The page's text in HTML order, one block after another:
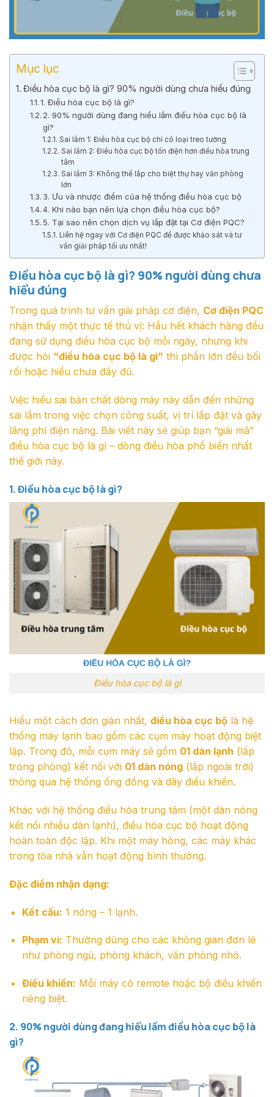
Mục lục
Điều hòa cục bộ là gì? 90% người dùng chưa hiểu đúng
1. Điều hòa cục bộ là gì?
2. 90% người dùng đang hiểu lầm điều hòa cục bộ là
gì?
Sai lầm 1: Điều hòa cục bộ chỉ có loại treo tường
Sai lầm 2: Điều hòa cục bộ tốn điện hơn điều hòa trung
tâm
Sai lầm 3: Không thể lắp cho biệt thự hay văn phòng
lớn
3. Ưu và nhược điểm của hệ thống điều hòa cục bộ
4. Khi nào bạn nên lựa chọn điều hòa cục bộ?
5. Tại sao nên chọn dịch vụ lắp đặt tại Cơ điện PQC?
Liên hệ ngay với Cơ điện PQC để được khảo sát và tư
vấn giải pháp tối ưu nhất!
Điều hòa cục bộ là gì? 90% người dùng chưa
hiểu đúng
Trong quá trình tư vấn giải pháp cơ điện, Cơ điện PQC
nhận thấy một thực tế thú vị: Hầu hết khách hàng đều
đang sử dụng điều hòa cục bộ mỗi ngày, nhưng khi
được hỏi “điều hòa cục bộ là gì” thì phần lớn đều bối
rối hoặc hiểu chưa đầy đủ.
Việc hiểu sai bản chất dòng máy này dẫn đến những
sai lầm trong việc chọn công suất, vị trí lắp đặt và gây
lãng phí điện năng. Bài viết này sẽ giúp bạn “giải mã”
điều hòa cục bộ là gì – dòng điều hòa phổ biến nhất
thế giới này.
1. Điều hòa cục bộ là gì?
Điều hòa cục bộ là gì
Hiểu một cách đơn giản nhất, điều hòa cục bộ là hệ
thống máy lạnh bao gồm các cụm máy hoạt động biệt
lập. Trong đó, mỗi cụm máy sẽ gồm 01 dàn lạnh (lắp
trong phòng) kết nối với 01 dàn nóng (lắp ngoài trời)
thông qua hệ thống ống đồng và dây điều khiển.
Khác với hệ thống điều hòa trung tâm (một dàn nóng
kết nối nhiều dàn lạnh), điều hòa cục bộ hoạt động
hoàn toàn độc lập. Khi một máy hỏng, các máy khác
trong tòa nhà vẫn hoạt động bình thường.
Đặc điểm nhận dạng:
Kết cấu: 1 nóng – 1 lạnh.
Phạm vi: Thường dùng cho các không gian đơn lẻ
như phòng ngủ, phòng khách, văn phòng nhỏ.
Điều khiển: Mỗi máy có remote hoặc bộ điều khiển
riêng biệt.
2. 90% người dùng đang hiểu lầm điều hòa cục bộ là
gì?